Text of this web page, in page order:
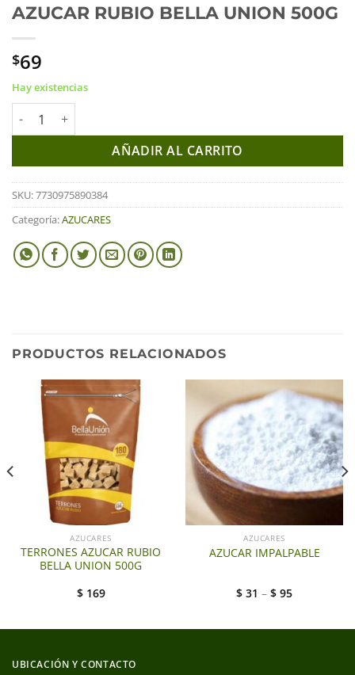
AZUCAR RUBIO BELLA UNION 500G
$69
Hay existencias
AZUCAR RUBIO BELLA UNION 500G cantidad
AÑADIR AL CARRITO
SKU:7730975890384
Categoría:AZUCARES
PRODUCTOS RELACIONADOS
AZUCARES
TERRONES AZUCAR RUBIO
BELLA UNION 500G
$ 169
AZUCARES
AZUCAR IMPALPABLE
$ 31 – $ 95
UBICACIÓN Y CONTACTO